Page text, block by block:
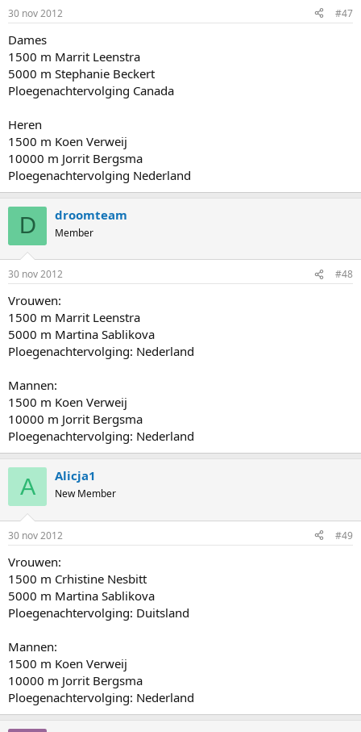
30 nov 2012 #47
Dames
1500 m Marrit Leenstra
5000 m Stephanie Beckert
Ploegenachtervolging Canada
Heren
1500 m Koen Verweij
10000 m Jorrit Bergsma
Ploegenachtervolging Nederland
D droomteam
Member
30 nov 2012 #48
Vrouwen:
1500 m Marrit Leenstra
5000 m Martina Sablikova
Ploegenachtervolging: Nederland
Mannen:
1500 m Koen Verweij
10000 m Jorrit Bergsma
Ploegenachtervolging: Nederland
A Alicja1
New Member
30 nov 2012 #49
Vrouwen:
1500 m Crhistine Nesbitt
5000 m Martina Sablikova
Ploegenachtervolging: Duitsland
Mannen:
1500 m Koen Verweij
10000 m Jorrit Bergsma
Ploegenachtervolging: Nederland